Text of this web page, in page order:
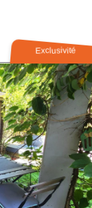
Exclusivité